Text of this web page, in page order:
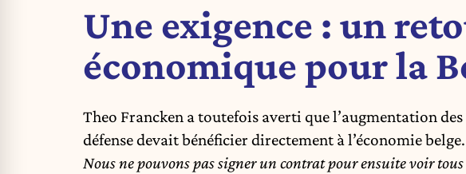
Une exigence : un
économique pour la
Theo Francken a toutefois averti que l’augmentation
défense devait bénéficier directement à l’économie belge.
Nous ne pouvons pas signer un contrat pour ensuite voir